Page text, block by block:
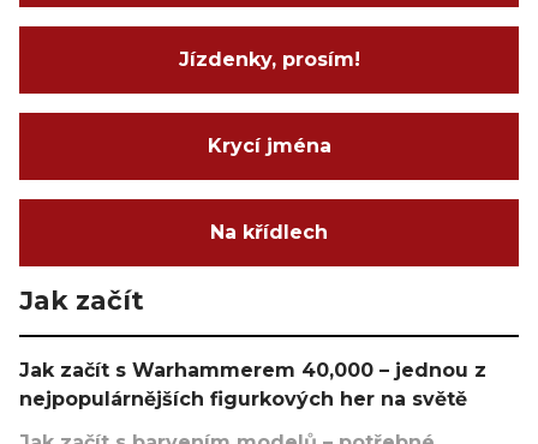
Jízdenky, prosím!
Krycí jména
Na křídlech
Jak začít
Jak začít s Warhammerem 40,000 – jednou z
nejpopulárnějších figurkových her na světě